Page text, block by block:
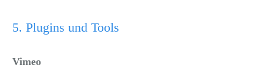
5. Plugins und Tools
Vimeo